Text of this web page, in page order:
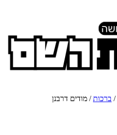
/ ברכות/ מודים דרבנן